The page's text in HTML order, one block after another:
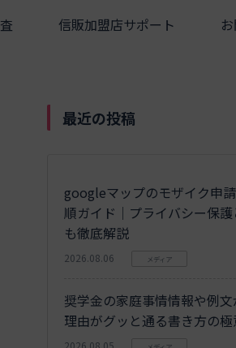
信販加盟店サポート
最近の投稿
googleマップのモザイク申
順ガイド｜プライバシー保
も徹底解説
2026.08.06 メディア
奨学金の家庭事情情報や例
理由がグッと通る書き方の極
2026.08.05